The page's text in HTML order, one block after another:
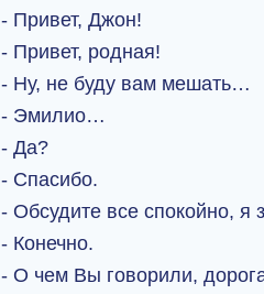
- Привет, Джон!
- Привет, родная!
- Ну, не буду вам мешать…
- Эмилио…
- Да?
- Спасибо.
- Обсудите все спокойно, я
- Конечно.
- О чем Вы говорили,